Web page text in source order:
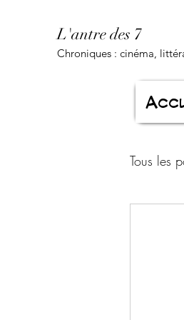
L'antre des 7
Chroniques : cinéma,
Tous les